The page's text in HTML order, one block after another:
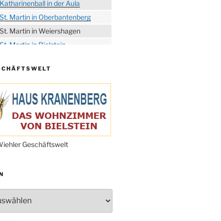
Katharinenball in der Aula
St. Martin in Oberbantenberg
St. Martin in Weiershagen
St. Martin in Bielstein
der Tollitäten
Bielsteiner Männerchor
am Ehrenmal
an der
Oberbantenberger Kirche
Frauenchor
Oberbantenberg
im Ev. Gemeindehaus
Burghaus
rund um die
Geschäftswelt